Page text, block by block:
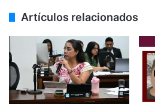
Artículos relacionados